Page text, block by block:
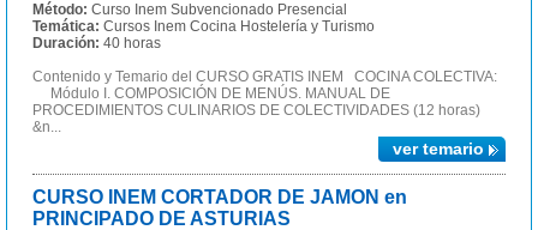
Método: Curso Inem Subvencionado Presencial
Temática: Cursos Inem Cocina Hostelería y Turismo
Duración: 40 horas
Contenido y Temario del CURSO GRATIS INEM COCINA COLECTIVA:
Módulo I. COMPOSICIÓN DE MENÚS. MANUAL DE
PROCEDIMIENTOS CULINARIOS DE COLECTIVIDADES (12 horas)
&n...
ver temario
CURSO INEM CORTADOR DE JAMON en
PRINCIPADO DE ASTURIAS